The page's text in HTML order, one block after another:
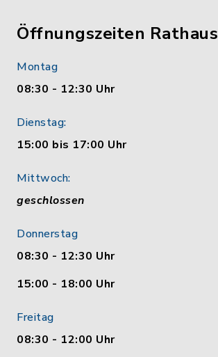
Öffnungszeiten Rathaus
Montag
08:30 - 12:30 Uhr
Dienstag:
15:00 bis 17:00 Uhr
Mittwoch:
geschlossen
Donnerstag
08:30 - 12:30 Uhr
15:00 - 18:00 Uhr
Freitag
08:30 - 12:00 Uhr